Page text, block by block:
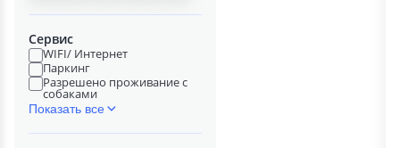
Сервис
WIFI/ Интернет
Паркинг
Разрешено проживание с
собаками
Показать все